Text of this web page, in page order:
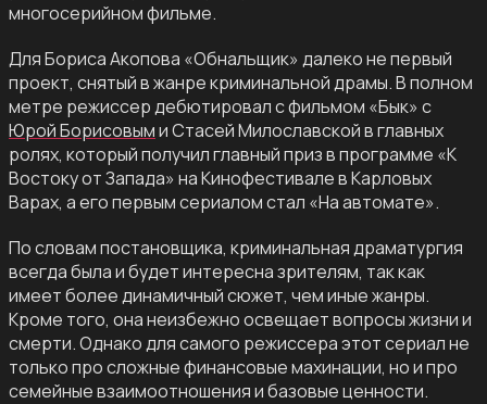
многосерийном фильме.
Для Бориса Акопова «Обнальщик» далеко не первый
проект, снятый в жанре криминальной драмы. В полном
метре режиссер дебютировал с фильмом «Бык» с
Юрой Борисовыми Стасей Милославской в главных
ролях, который получил главный приз в программе «К
Востоку от Запада» на Кинофестивале в Карловых
Варах, а его первым сериалом стал «На автомате».
По словам постановщика, криминальная драматургия
всегда была и будет интересна зрителям, так как
имеет более динамичный сюжет, чем иные жанры.
Кроме того, она неизбежно освещает вопросы жизни и
смерти. Однако для самого режиссера этот сериал не
только про сложные финансовые махинации, но и про
семейные взаимоотношения и базовые ценности.